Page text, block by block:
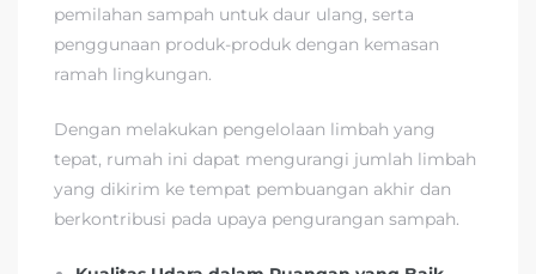
pemilahan sampah untuk daur ulang, serta
penggunaan produk-produk dengan kemasan
ramah lingkungan.
Dengan melakukan pengelolaan limbah yang
tepat, rumah ini dapat mengurangi jumlah limbah
yang dikirim ke tempat pembuangan akhir dan
berkontribusi pada upaya pengurangan sampah.